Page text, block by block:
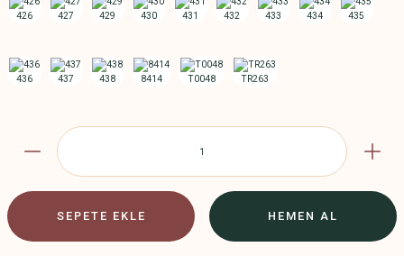
SEPETE EKLE HEMEN AL